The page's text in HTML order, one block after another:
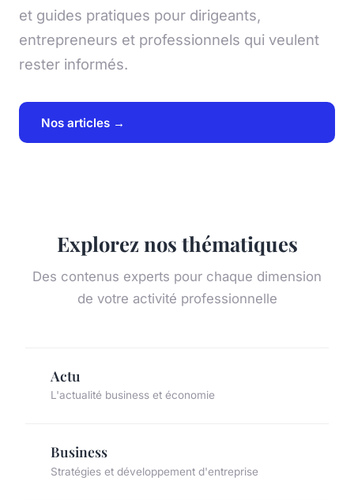
et guides pratiques pour dirigeants,
entrepreneurs et professionnels qui veulent
rester informés.
Nos articles →
Explorez nos thématiques
Des contenus experts pour chaque dimension
de votre activité professionnelle
Actu
L'actualité business et économie
Business
Stratégies et développement d'entreprise